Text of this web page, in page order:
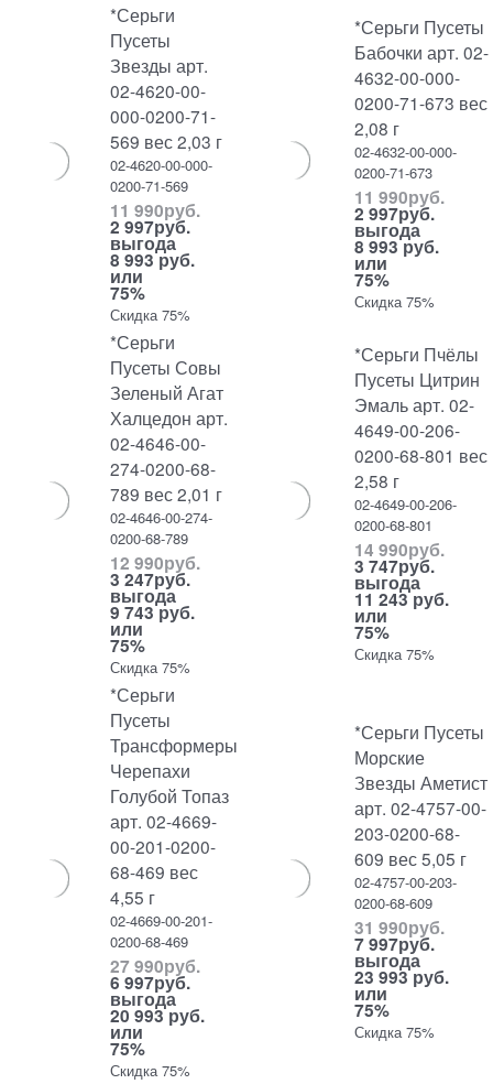
*Серьги
Пусеты
Звезды арт.
02-4620-00-
000-0200-71-
569 вес 2,03 г
02-4620-00-000-
0200-71-569
11 990руб.
2 997руб.
выгода
8 993 руб.
или
75%
Скидка 75%
*Серьги Пусеты
Бабочки арт. 02-
4632-00-000-
0200-71-673 вес
2,08 г
02-4632-00-000-
0200-71-673
11 990руб.
2 997руб.
выгода
8 993 руб.
или
75%
Скидка 75%
*Серьги
Пусеты Совы
Зеленый Агат
Халцедон арт.
02-4646-00-
274-0200-68-
789 вес 2,01 г
02-4646-00-274-
0200-68-789
12 990руб.
3 247руб.
выгода
9 743 руб.
или
75%
Скидка 75%
*Серьги Пчёлы
Пусеты Цитрин
Эмаль арт. 02-
4649-00-206-
0200-68-801 вес
2,58 г
02-4649-00-206-
0200-68-801
14 990руб.
3 747руб.
выгода
11 243 руб.
или
75%
Скидка 75%
*Серьги
Пусеты
Трансформеры
Черепахи
Голубой Топаз
арт. 02-4669-
00-201-0200-
68-469 вес
4,55 г
02-4669-00-201-
0200-68-469
27 990руб.
6 997руб.
выгода
20 993 руб.
или
75%
Скидка 75%
*Серьги Пусеты
Морские
Звезды Аметист
арт. 02-4757-00-
203-0200-68-
609 вес 5,05 г
02-4757-00-203-
0200-68-609
31 990руб.
7 997руб.
выгода
23 993 руб.
или
75%
Скидка 75%